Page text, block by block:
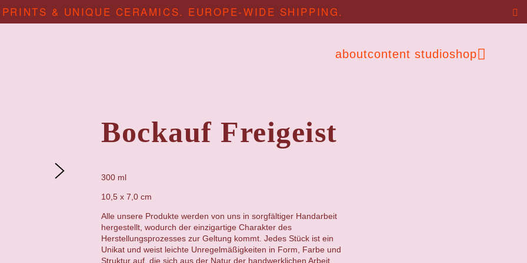
& UNIQUE CERAMICS. EUROPE-WIDE SHIPPING.
aboutcontent studioshop
Bockauf Freigeist
300 ml
10,5 x 7,0 cm
Alle unsere Produkte werden von uns in sorgfältiger Handarbeit
hergestellt, wodurch der einzigartige Charakter des
Herstellungsprozesses zur Geltung kommt. Jedes Stück ist ein
Unikat und weist leichte Unregelmäßigkeiten in Form, Farbe und
Struktur auf, die sich aus der Natur der handwerklichen Arbeit